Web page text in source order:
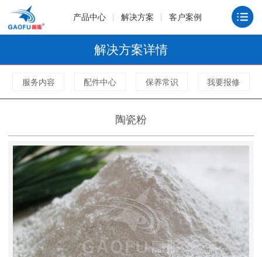
产品中心 解决方案 客户案例
解决方案详情
服务内容 配件中心 保养常识 我要报修
陶瓷粉